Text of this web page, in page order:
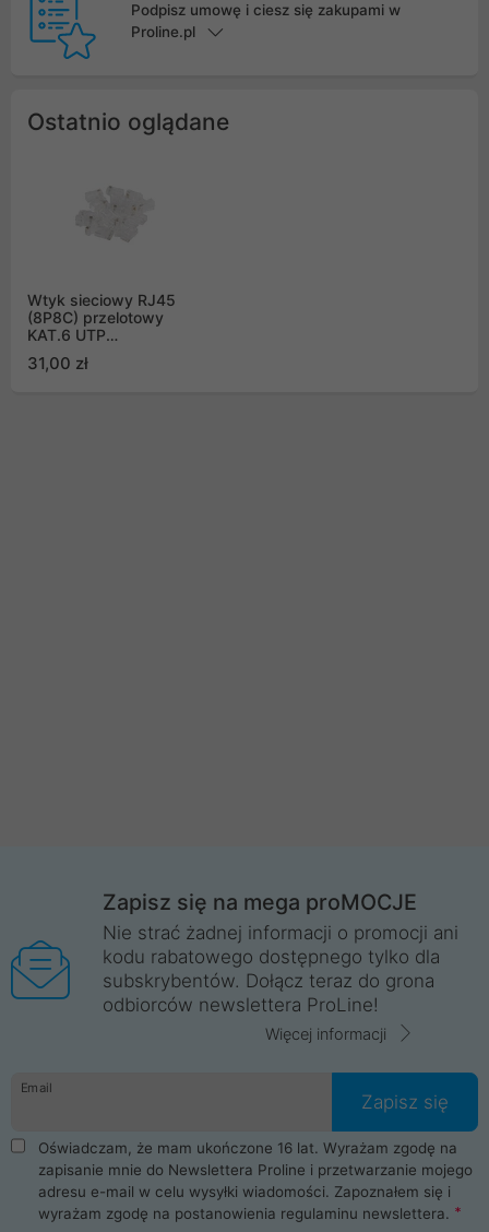
Podpisz umowę i ciesz się zakupami w
Proline.pl
Ostatnio oglądane
Wtyk sieciowy RJ45
(8P8C) przelotowy
KAT.6 UTP
Lanberg
31,00 zł
Zapisz się na mega proMOCJE
Nie strać żadnej informacji o promocji ani
kodu rabatowego dostępnego tylko dla
subskrybentów. Dołącz teraz do grona
odbiorców newslettera ProLine!
Więcej informacji
Email
Zapisz się
Oświadczam, że mam ukończone 16 lat. Wyrażam zgodę na
zapisanie mnie do Newslettera Proline i przetwarzanie mojego
adresu e-mail w celu wysyłki wiadomości. Zapoznałem się i
wyrażam zgodę na postanowienia regulaminu newslettera.